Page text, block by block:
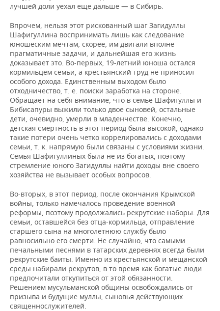
лучшей доли уехал еще дальше — в Сибирь.
Впрочем, нельзя этот рискованный шаг Загидуллы
Шафигуллина воспринимать лишь как следование
юношеским мечтам, скорее, им двигали вполне
прагматичные задачи, и дальнейшая его жизнь
доказывает это. Во-первых, 19-летний юноша остался
кормильцем семьи, а крестьянский труд не приносил
особого дохода. Единственным выходом было
отходничество, т. е. поиски заработка на стороне.
Обращает на себя внимание, что в семье Шафигуллы и
Бибисапуры выжили только двое сыновей, остальные
дети, очевидно, умерли в младенчестве. Конечно,
детская смертность в этот период была высокой, однако
такие потери очень четко коррелировались с доходами
семьи, т. к. напрямую были связаны с условиями жизни.
Семья Шафигуллиных была не из богатых, поэтому
стремление юного Загидуллы найти доходы вне своего
хозяйства не вызывает особых вопросов.
Во-вторых, в этот период, после окончания Крымской
войны, только намечалось проведение военной
реформы, поэтому продолжались рекрутские наборы. Для
семьи, оставшейся без отца-кормильца, отправление
старшего сына на многолетнюю службу было
равносильно его смерти. Не случайно, что самыми
печальными песнями в татарских деревнях всегда были
рекрутские баиты. Именно из крестьянской и мещанской
среды набирали рекрутов, в то время как богатые люди
предпочитали откупиться от этой обязанности.
Решением мусульманской общины освобождались от
призыва и будущие муллы, сыновья действующих
священнослужителей.